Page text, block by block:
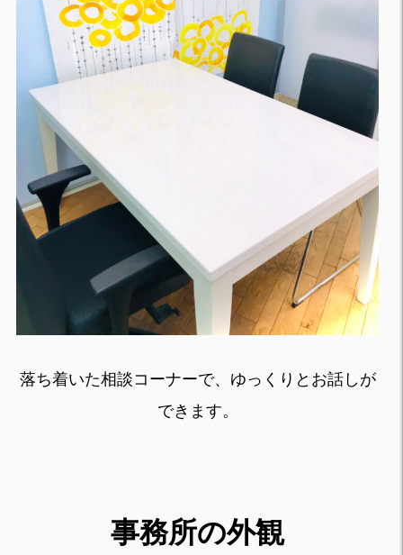
落ち着いた相談コーナーで、ゆっくりとお話しが
できます。
事務所の外観